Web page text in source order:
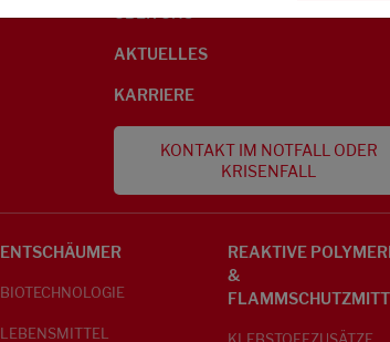
AKTUELLES
KARRIERE
KONTAKT IM NOTFALL ODER
KRISENFALL
ENTSCHÄUMER
BIOTECHNOLOGIE
LEBENSMITTEL
REAKTIVE
&